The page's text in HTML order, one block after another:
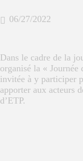
06/27/2022
Dans le cadre de la
organisé la «
invitée à y participer
apporter aux acteurs
d’ETP.